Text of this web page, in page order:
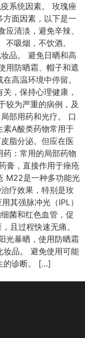
系统因素。 玫瑰痤
面因素，以下是一
清淡，避免辛辣、
吸烟，不饮酒。
品。 避免日晒和高
用防晒霜、帽子和遮
高温环境中停留。
，保持心理健康，
较为严重的病例，及
部用药和光疗。 口
素A酸类药物常用于
脂分泌。但应在医
：常用的局部药物
膏，直接作用于痤疮
M22是一种多功能光
疗效果，特别是玫
其强脉冲光（IPL）
菌和红色血管，促
且过程快速无痛。
光暴晒，使用防晒霜
妆品。 避免使用可能
的诊断。 […]